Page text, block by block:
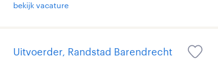
bekijk vacature
Uitvoerder, Randstad Barendrecht